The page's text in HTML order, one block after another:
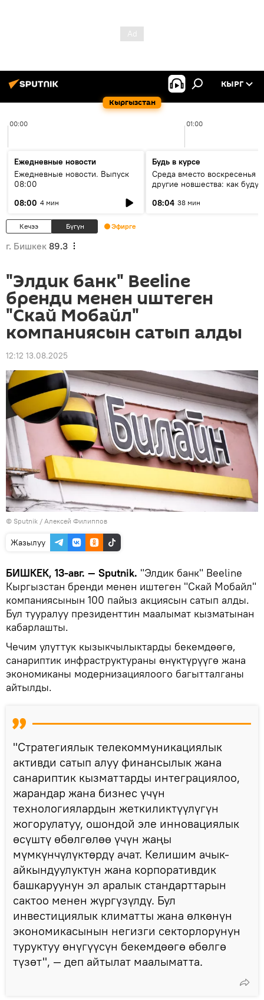
Кыргызстан
КЫРГ
00:00 01:00
Ежедневные новости
Ежедневные новости. Выпуск
08:00
08:00 4 мин
Будь в курсе
Среда вместо воскресенья и
другие новшества: как будут
08:04 38 мин
Кечээ Бүгүн Эфирге
г. Бишкек 89.3
"Элдик банк" Beeline
бренди менен иштеген
"Скай Мобайл"
компаниясын сатып алды
12:12 13.08.2025
© Sputnik / Алексей Филиппов
Жазылуу
БИШКЕК, 13-авг. — Sputnik. "Элдик банк" Beeline
Кыргызстан бренди менен иштеген "Скай Мобайл"
компаниясынын 100 пайыз акциясын сатып алды.
Бул тууралуу президенттин маалымат кызматынан
кабарлашты.
Чечим улуттук кызыкчылыктарды бекемдөөгө,
санариптик инфраструктураны өнүктүрүүгө жана
экономиканы модернизациялоого багытталганы
айтылды.
"Стратегиялык телекоммуникациялык
активди сатып алуу финансылык жана
санариптик кызматтарды интеграциялоо,
жарандар жана бизнес үчүн
технологиялардын жеткиликтүүлүгүн
жогорулатуу, ошондой эле инновациялык
өсүштү өбөлгөлөө үчүн жаңы
мүмкүнчүлүктөрдү ачат. Келишим ачык-
айкындуулуктун жана корпоративдик
башкаруунун эл аралык стандарттарын
сактоо менен жүргүзүлдү. Бул
инвестициялык климатты жана өлкөнүн
экономикасынын негизги секторлорунун
туруктуу өнүгүүсүн бекемдөөгө өбөлгө
түзөт", — деп айтылат маалыматта.